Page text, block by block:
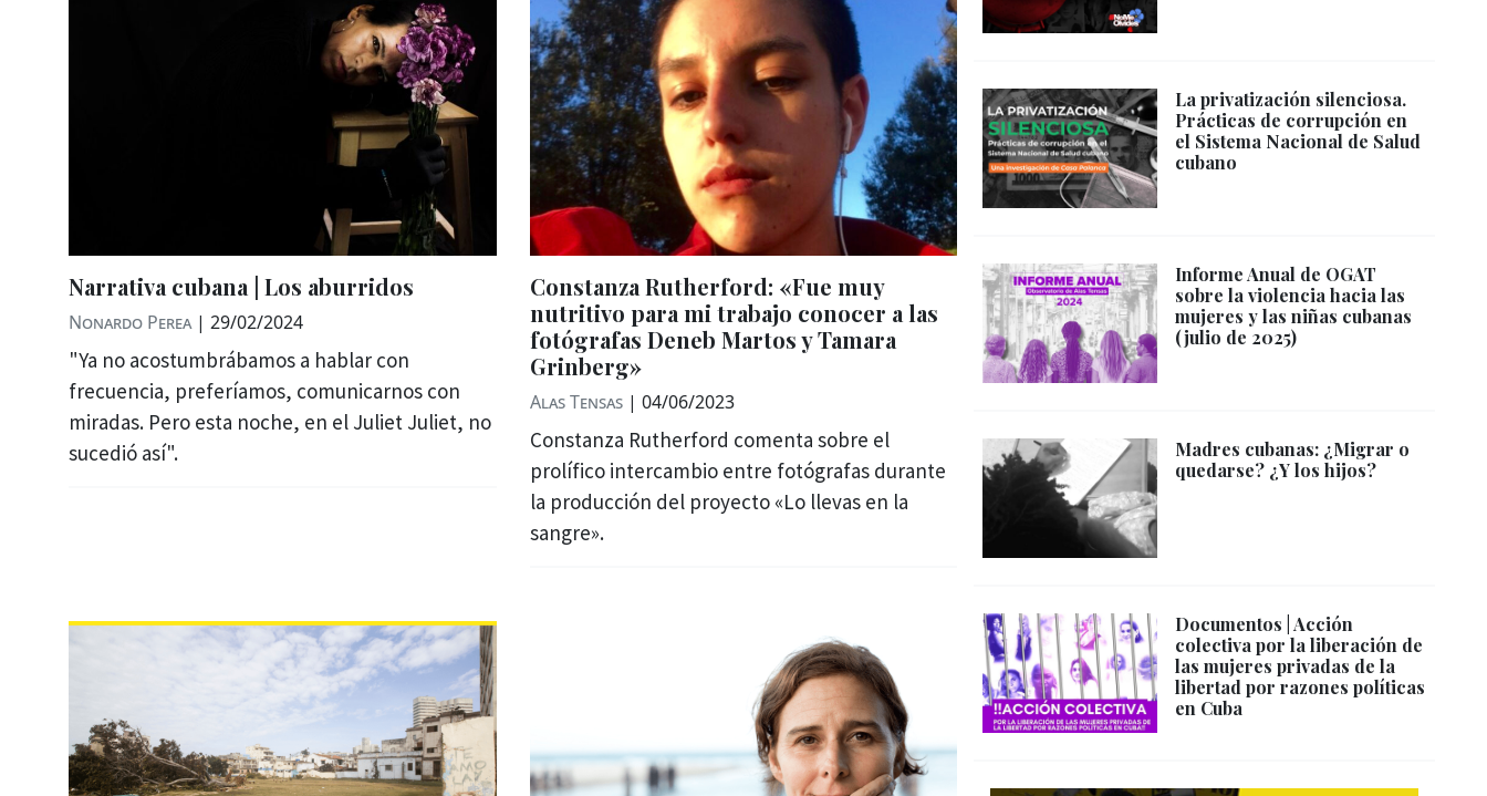
Narrativa cubana | Los aburridos
Nonardo Perea | 29/02/2024
"Ya no acostumbrábamos a hablar con
frecuencia, preferíamos, comunicarnos con
miradas. Pero esta noche, en el Juliet Juliet, no
sucedió así".
Constanza Rutherford: «Fue muy
nutritivo para mi trabajo conocer a las
fotógrafas Deneb Martos y Tamara
Grinberg»
Alas Tensas | 04/06/2023
Constanza Rutherford comenta sobre el
prolífico intercambio entre fotógrafas durante
la producción del proyecto «Lo llevas en la
sangre».
La privatización silenciosa.
Prácticas de corrupción en
el Sistema Nacional de Salud
cubano
Informe Anual de OGAT
sobre la violencia hacia las
mujeres y las niñas cubanas
(julio de 2025)
Madres cubanas: ¿Migrar o
quedarse? ¿Y los hijos?
Documentos | Acción
colectiva por la liberación de
las mujeres privadas de la
libertad por razones políticas
en Cuba